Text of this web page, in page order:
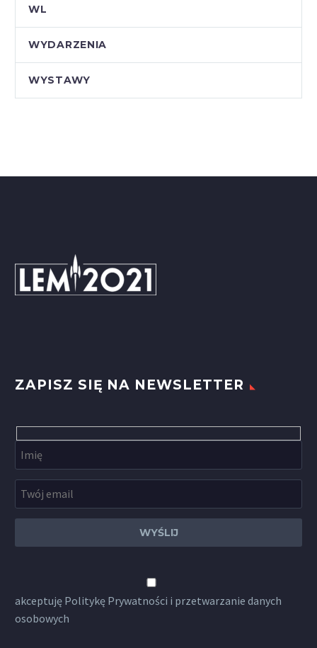
WL
WYDARZENIA
WYSTAWY
ZAPISZ SIĘ NA NEWSLETTER
akceptuję Politykę Prywatności i przetwarzanie danych
osobowych